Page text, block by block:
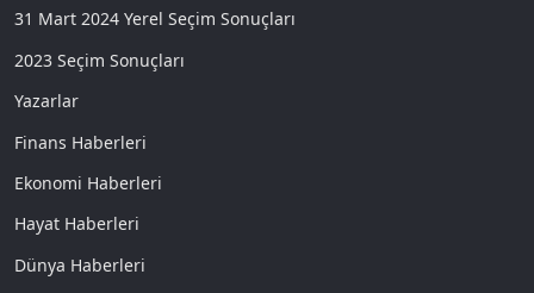
31 Mart 2024 Yerel Seçim Sonuçları
2023 Seçim Sonuçları
Yazarlar
Finans Haberleri
Ekonomi Haberleri
Hayat Haberleri
Dünya Haberleri